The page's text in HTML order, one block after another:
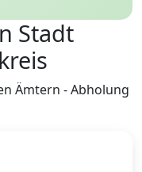
Stadt
Ämtern - Abholung